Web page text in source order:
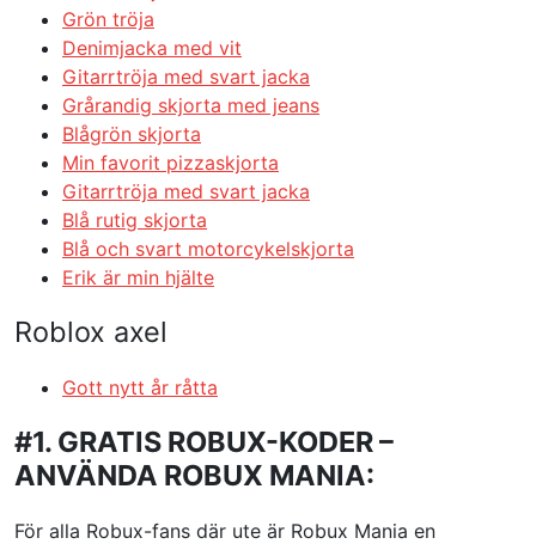
Grön tröja
Denimjacka med vit
Gitarrtröja med svart jacka
Grårandig skjorta med jeans
Blågrön skjorta
Min favorit pizzaskjorta
Gitarrtröja med svart jacka
Blå rutig skjorta
Blå och svart motorcykelskjorta
Erik är min hjälte
Roblox axel
Gott nytt år råtta
#1. GRATIS ROBUX-KODER –
ANVÄNDA ROBUX MANIA:
För alla Robux-fans där ute är Robux Mania en